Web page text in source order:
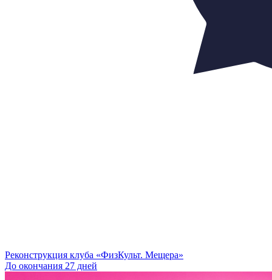
Реконструкция клуба «ФизКульт. Мещера»
До окончания 27 дней